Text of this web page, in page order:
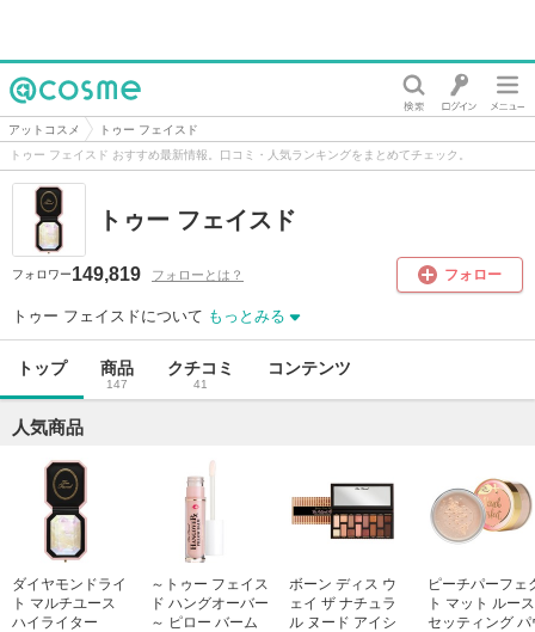
@cosme
アットコスメ
トゥー フェイスド
トゥー フェイスド おすすめ最新情報。口コミ・人気ランキングをまとめてチェック。
トゥー フェイスド
フォロワー149,819 フォローとは？ フォロー
トゥー フェイスドについて もっとみる
トップ 商品
147
クチコミ
41
コンテンツ
人気商品
ダイヤモンドライ
ト マルチユース
ハイライター
～トゥー フェイス
ド ハングオーバー
～ ピロー バーム
ボーン ディス ウ
ェイ ザ ナチュラ
ル ヌード アイシ
ピーチパーフェ
ト マット ルース
セッティング パ